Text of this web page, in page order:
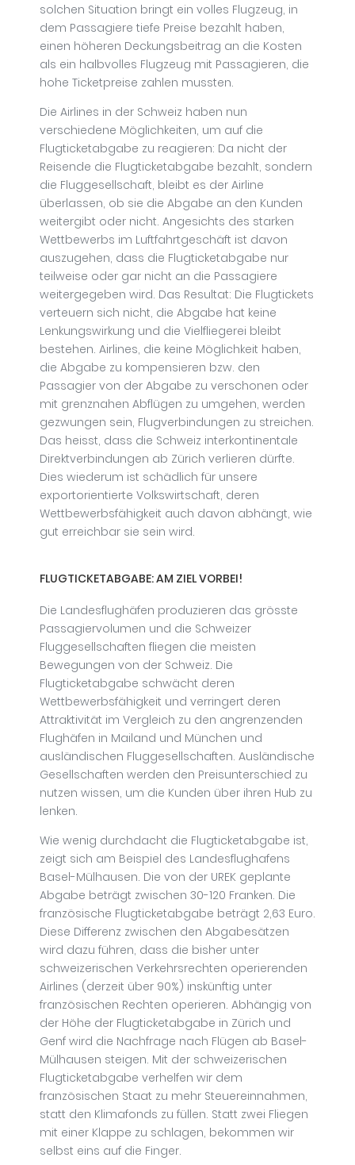
solchen Situation bringt ein volles Flugzeug, in
dem Passagiere tiefe Preise bezahlt haben,
einen höheren Deckungsbeitrag an die Kosten
als ein halbvolles Flugzeug mit Passagieren, die
hohe Ticketpreise zahlen mussten.
Die Airlines in der Schweiz haben nun
verschiedene Möglichkeiten, um auf die
Flugticketabgabe zu reagieren: Da nicht der
Reisende die Flugticketabgabe bezahlt, sondern
die Fluggesellschaft, bleibt es der Airline
überlassen, ob sie die Abgabe an den Kunden
weitergibt oder nicht. Angesichts des starken
Wettbewerbs im Luftfahrtgeschäft ist davon
auszugehen, dass die Flugticketabgabe nur
teilweise oder gar nicht an die Passagiere
weitergegeben wird. Das Resultat: Die Flugtickets
verteuern sich nicht, die Abgabe hat keine
Lenkungswirkung und die Vielfliegerei bleibt
bestehen. Airlines, die keine Möglichkeit haben,
die Abgabe zu kompensieren bzw. den
Passagier von der Abgabe zu verschonen oder
mit grenznahen Abflügen zu umgehen, werden
gezwungen sein, Flugverbindungen zu streichen.
Das heisst, dass die Schweiz interkontinentale
Direktverbindungen ab Zürich verlieren dürfte.
Dies wiederum ist schädlich für unsere
exportorientierte Volkswirtschaft, deren
Wettbewerbsfähigkeit auch davon abhängt, wie
gut erreichbar sie sein wird.
FLUGTICKETABGABE: AM ZIEL VORBEI!
Die Landesflughäfen produzieren das grösste
Passagiervolumen und die Schweizer
Fluggesellschaften fliegen die meisten
Bewegungen von der Schweiz. Die
Flugticketabgabe schwächt deren
Wettbewerbsfähigkeit und verringert deren
Attraktivität im Vergleich zu den angrenzenden
Flughäfen in Mailand und München und
ausländischen Fluggesellschaften. Ausländische
Gesellschaften werden den Preisunterschied zu
nutzen wissen, um die Kunden über ihren Hub zu
lenken.
Wie wenig durchdacht die Flugticketabgabe ist,
zeigt sich am Beispiel des Landesflughafens
Basel-Mülhausen. Die von der UREK geplante
Abgabe beträgt zwischen 30-120 Franken. Die
französische Flugticketabgabe beträgt 2,63 Euro.
Diese Differenz zwischen den Abgabesätzen
wird dazu führen, dass die bisher unter
schweizerischen Verkehrsrechten operierenden
Airlines (derzeit über 90%) inskünftig unter
französischen Rechten operieren. Abhängig von
der Höhe der Flugticketabgabe in Zürich und
Genf wird die Nachfrage nach Flügen ab Basel-
Mülhausen steigen. Mit der schweizerischen
Flugticketabgabe verhelfen wir dem
französischen Staat zu mehr Steuereinnahmen,
statt den Klimafonds zu füllen. Statt zwei Fliegen
mit einer Klappe zu schlagen, bekommen wir
selbst eins auf die Finger.